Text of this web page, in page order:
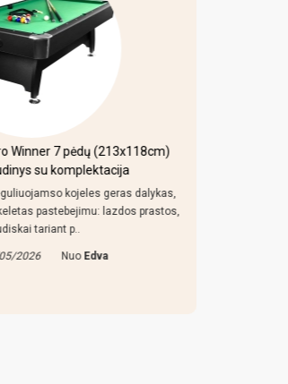
(213x118cm)
geras dalykas,
lazdos prastos,
Edva
Kaip uz tokia kaina
konstrukcija atrodo